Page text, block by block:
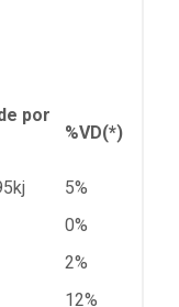
por
%VD(*)
5%
0%
2%
12%